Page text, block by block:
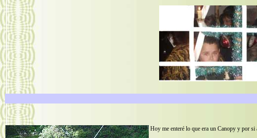
Hoy me enteré lo que era un Canopy y por si